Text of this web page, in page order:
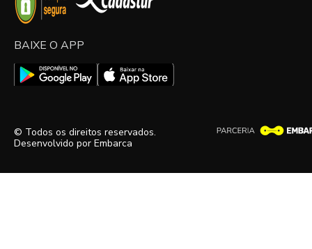
BAIXE O APP
© Todos os direitos reservados.
Desenvolvido por Embarca